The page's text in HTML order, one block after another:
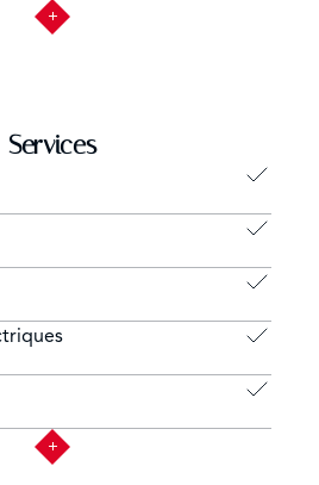
Services